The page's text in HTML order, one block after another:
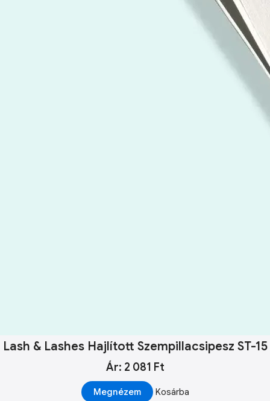
Lash & Lashes Hajlított Szempillacsipesz ST-15
Ár: 2 081 Ft
Megnézem Kosárba